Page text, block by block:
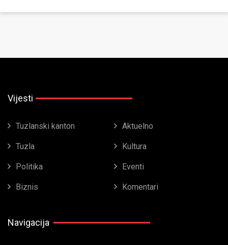
Vijesti
Tuzlanski kanton Aktuelno
Tuzla Kultura
Politika Eventi
Biznis Komentari
Navigacija